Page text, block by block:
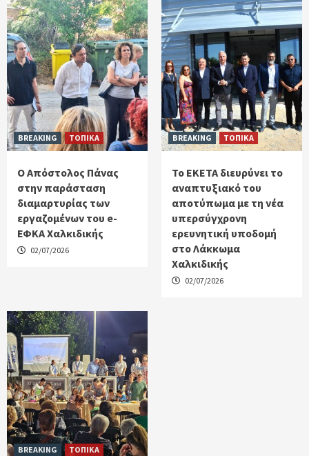
BREAKING ΤΟΠΙΚΑ
Ο Απόστολος Πάνας
στην παράσταση
διαμαρτυρίας των
εργαζομένων του e-
ΕΦΚΑ Χαλκιδικής
02/07/2026
BREAKING ΤΟΠΙΚΑ
Το ΕΚΕΤΑ διευρύνει το
αναπτυξιακό του
αποτύπωμα με τη νέα
υπερσύγχρονη
ερευνητική υποδομή
στο Λάκκωμα
Χαλκιδικής
02/07/2026
BREAKING ΤΟΠΙΚΑ